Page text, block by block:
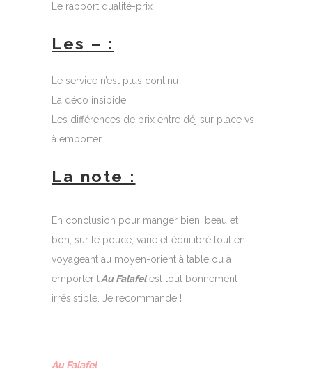
Le rapport qualité-prix
Les – :
Le service n’est plus continu
La déco insipide
Les différences de prix entre déj sur place vs
à emporter
La note :
En conclusion pour manger bien, beau et
bon, sur le pouce, varié et équilibré tout en
voyageant au moyen-orient à table ou à
emporter l’Au Falafelest tout bonnement
irrésistible. Je recommande !
Au Falafel